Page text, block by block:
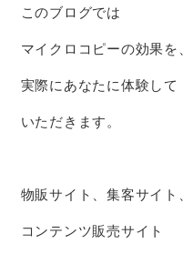
このブログでは
マイクロコピーの効果を、
実際にあなたに体験して
いただきます。
物販サイト、集客サイト、
コンテンツ販売サイト